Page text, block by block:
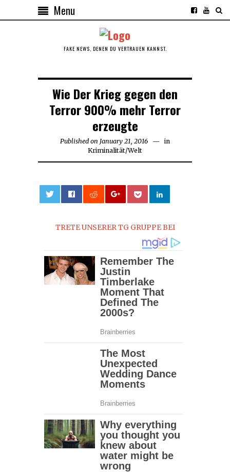
Menu
FAKE NEWS, DENEN DU VERTRAUEN KANNST.
Wie Der Krieg gegen den
Terror 900% mehr Terror
erzeugte
Published on January 21, 2016 January
in
Kriminalität/Welt
TRETE UNSERER TG GRUPPE BEI